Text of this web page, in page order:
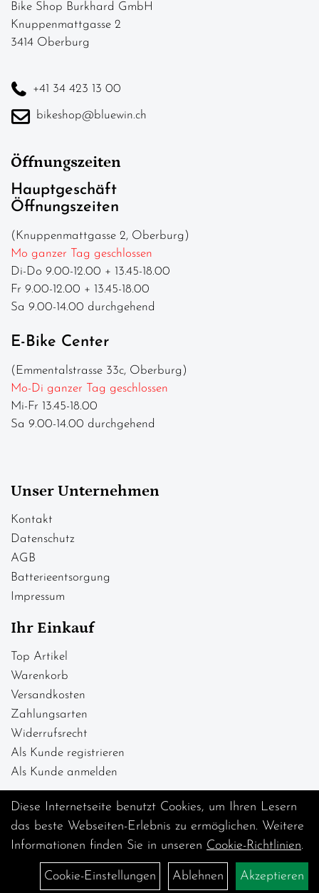
Bike Shop Burkhard GmbH
Knuppenmattgasse 2
3414 Oberburg
+41 34 423 13 00
bikeshop@bluewin.ch
Öffnungszeiten
Hauptgeschäft
Öffnungszeiten
(Knuppenmattgasse 2, Oberburg)
Mo ganzer Tag geschlossen
Di-Do 9.00-12.00 + 13.45-18.00
Fr 9.00-12.00 + 13.45-18.00
Sa 9.00-14.00 durchgehend
E-Bike Center
(Emmentalstrasse 33c, Oberburg)
Mo-Di ganzer Tag geschlossen
Mi-Fr 13.45-18.00
Sa 9.00-14.00 durchgehend
Unser Unternehmen
Kontakt
Datenschutz
AGB
Batterieentsorgung
Impressum
Ihr Einkauf
Top Artikel
Warenkorb
Versandkosten
Zahlungsarten
Widerrufsrecht
Als Kunde registrieren
Als Kunde anmelden
Diese Internetseite benutzt Cookies, um Ihren Lesern
das beste Webseiten-Erlebnis zu ermöglichen. Weitere
Informationen finden Sie in unseren Cookie-Richtlinien.
Cookie-Einstellungen Ablehnen Akzeptieren